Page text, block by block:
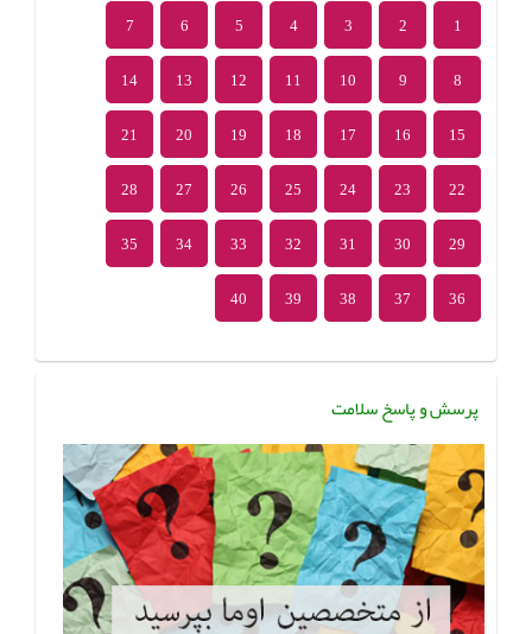
1
2
3
4
5
6
7
8
9
10
11
12
13
14
15
16
17
18
19
20
21
22
23
24
25
26
27
28
29
30
31
32
33
34
35
36
37
38
39
40
پرسش و پاسخ سلامت